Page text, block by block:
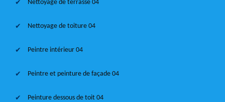
Nettoyage de terrasse 04
Nettoyage de toiture 04
Peintre intérieur 04
Peintre et peinture de façade 04
Peinture dessous de toit 04